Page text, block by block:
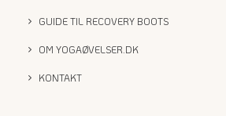
GUIDE TIL RECOVERY BOOTS
OM YOGAØVELSER.DK
KONTAKT